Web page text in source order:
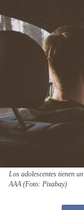
Los adolescentes tienen
AAA (Foto: Pixabay)